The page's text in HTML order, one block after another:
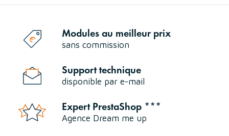
Modules au meilleur prix
sans commission
Support technique
disponible par e-mail
Expert PrestaShop ***
Agence Dream me up